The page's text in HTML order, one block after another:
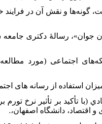
طاهریان (۱۴۰۱) «تجربۀ زیسته؛ ماهیت، گونه‌ها و نقش
در میان زنان جوان»، رسالۀ دکتری
غلامی (۱۳۹۵) «تجربۀ مصرف شبکه‌های اجتماعی
اقتصادي (با تأکيد بر تأثير نرخ